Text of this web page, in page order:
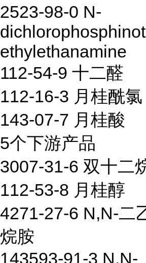
2523-98-0 N-
ethylethanamine
112-54-9 十二醛
112-16-3 月桂酰氯
143-07-7 月桂酸
5个下游产品
3007-31-6 双十二
112-53-8 月桂醇
4271-27-6 N,N-二
烷胺
143593-91-3 N,N-